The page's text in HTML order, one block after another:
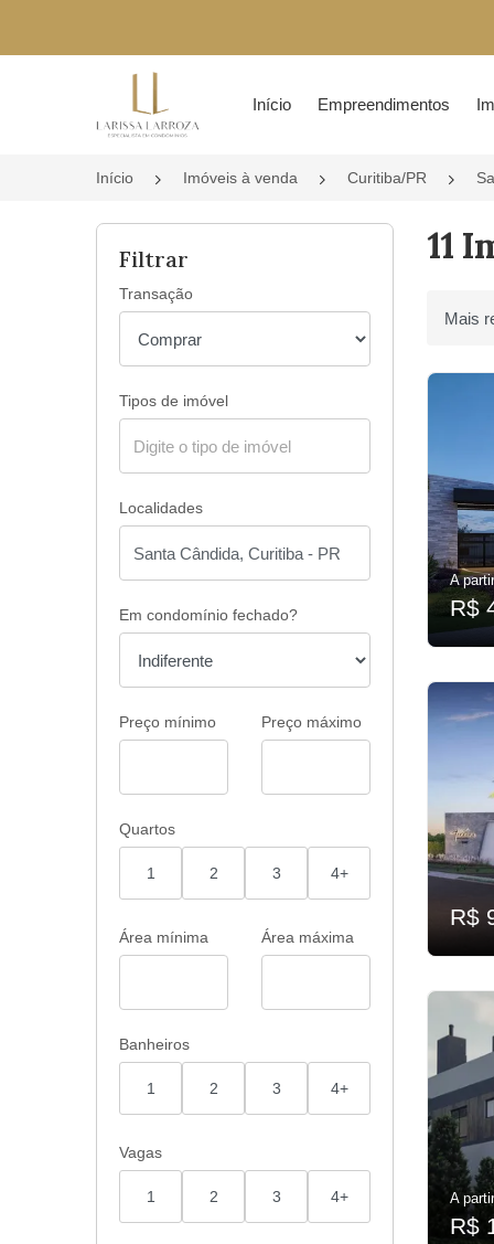
Início Empreendimentos
Início Imóveis à venda Curitiba/PR
Filtrar
Transação
Tipos de imóvel
Localidades
Em condomínio fechado?
Preço mínimo Preço máximo
Quartos
1 2 3 4+
Área mínima Área máxima
Banheiros
1 2 3 4+
Vagas
1 2 3 4+
11
Ordenar
A
R$
R$
A
R$